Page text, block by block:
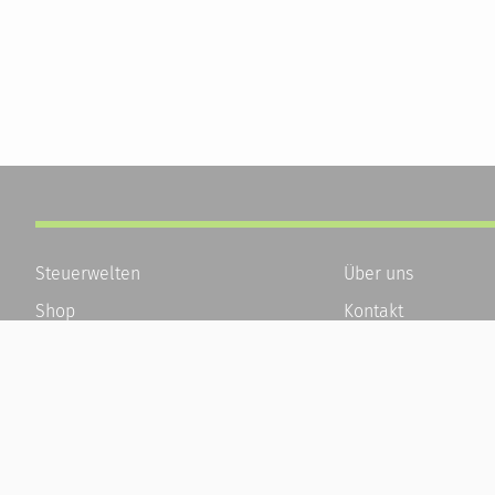
Steuerwelten
Shop
Über uns
Kontakt